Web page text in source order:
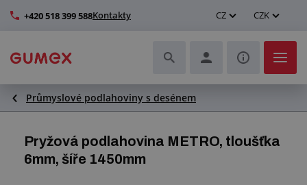
+420 518 399 588Kontakty CZ CZK
Hadice a jejich kompletace
Profily a výroba těsnění
Průmyslové podlahoviny s desénem
Pryžová podlahovina METRO, tloušťka
6mm, šíře 1450mm